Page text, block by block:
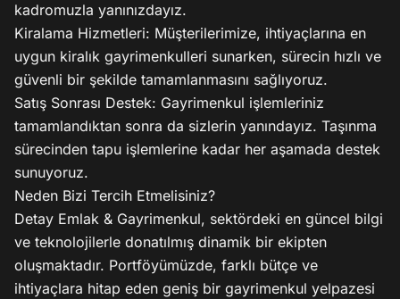
kadromuzla yanınızdayız.
Kiralama Hizmetleri: Müşterilerimize, ihtiyaçlarına en
uygun kiralık gayrimenkulleri sunarken, sürecin hızlı ve
güvenli bir şekilde tamamlanmasını sağlıyoruz.
Satış Sonrası Destek: Gayrimenkul işlemleriniz
tamamlandıktan sonra da sizlerin yanındayız. Taşınma
sürecinden tapu işlemlerine kadar her aşamada destek
sunuyoruz.
Neden Bizi Tercih Etmelisiniz?
Detay Emlak & Gayrimenkul, sektördeki en güncel bilgi
ve teknolojilerle donatılmış dinamik bir ekipten
oluşmaktadır. Portföyümüzde, farklı bütçe ve
ihtiyaçlara hitap eden geniş bir gayrimenkul yelpazesi